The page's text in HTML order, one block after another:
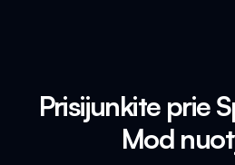
Prisijunkite prie
Mod